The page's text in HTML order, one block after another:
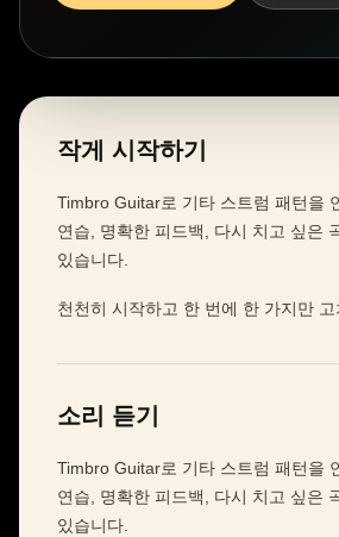
작게 시작하기
Timbro Guitar로 기타 스트럼 패턴을
연습, 명확한 피드백, 다시 치고 싶은
있습니다.
천천히 시작하고 한 번에 한 가지만 고
소리 듣기
Timbro Guitar로 기타 스트럼 패턴을
연습, 명확한 피드백, 다시 치고 싶은
있습니다.